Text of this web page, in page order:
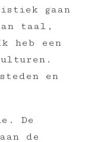
gaan
taal,
heb een
en
De
de